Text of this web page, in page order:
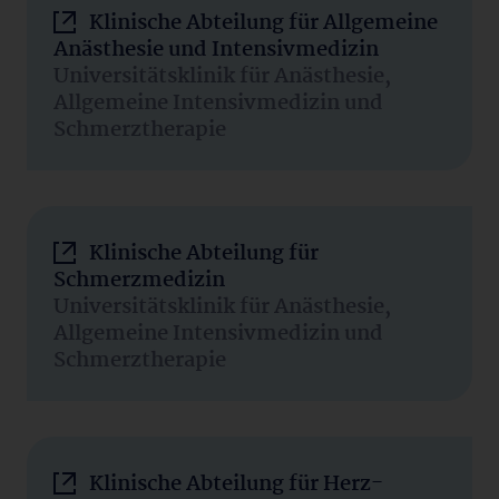
Klinische Abteilung für Allgemeine
Anästhesie und Intensivmedizin
Universitätsklinik für Anästhesie,
Allgemeine Intensivmedizin und
Schmerztherapie
Klinische Abteilung für
Schmerzmedizin
Universitätsklinik für Anästhesie,
Allgemeine Intensivmedizin und
Schmerztherapie
Klinische Abteilung für Herz-